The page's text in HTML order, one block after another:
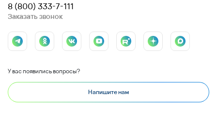
8 (800) 333-7-111
Заказать звонок
У вас появились вопросы?
Напишите нам